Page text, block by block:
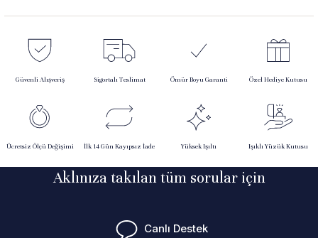
Güvenli Alışveriş Sigortalı Teslimat Ömür Boyu Garanti Özel Hediye Kutusu
Ücretsiz Ölçü Değişimi İlk 14 Gün Kayıpsız İade Yüksek Işıltı Işıklı Yüzük Kutusu
Aklınıza takılan tüm sorular için
Canlı Destek